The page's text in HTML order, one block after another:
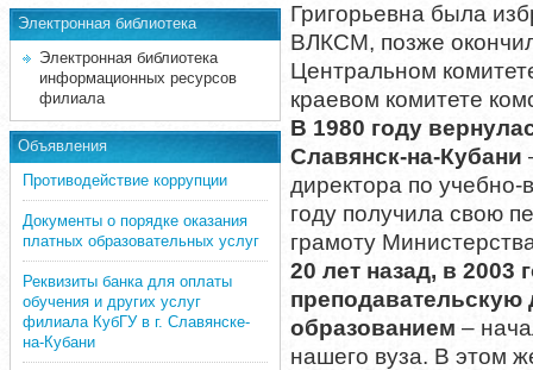
Электронная библиотека
Электронная библиотека
информационных ресурсов
филиала
Объявления
Противодействие коррупции
Документы о порядке оказания
платных образовательных услуг
Реквизиты банка для оплаты
обучения и других услуг
филиала КубГУ в г. Славянске-
на-Кубани
Григорьевна была
ВЛКСМ, позже
Центральном
краевом комитете
В 1980 году
Славянск-на-Кубани
директора по
году получила свою
грамоту
20 лет назад, в
образованием –
нашего вуза. В этом